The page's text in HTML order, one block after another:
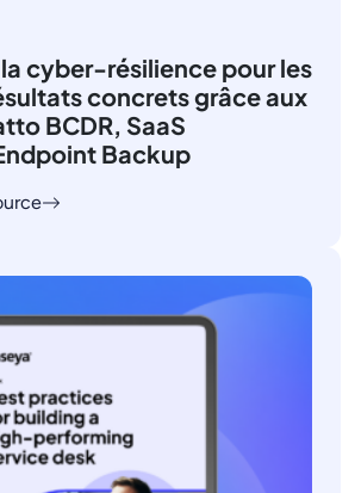
cyber-résilience pour les
concrets grâce aux
BCDR, SaaS
Backup